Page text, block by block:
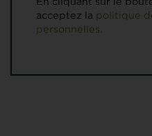
acceptez la politique
personnelles.